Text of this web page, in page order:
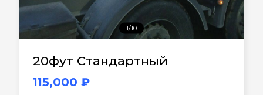
1/10
20фут Стандартный
115,000 ₽